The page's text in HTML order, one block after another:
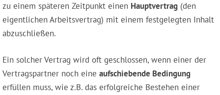
zu einem späteren Zeitpunkt einen Hauptvertrag (den
eigentlichen Arbeitsvertrag) mit einem festgelegten Inhalt
abzuschließen.
Ein solcher Vertrag wird oft geschlossen, wenn einer der
Vertragspartner noch eine aufschiebende Bedingung
erfüllen muss, wie z.B. das erfolgreiche Bestehen einer